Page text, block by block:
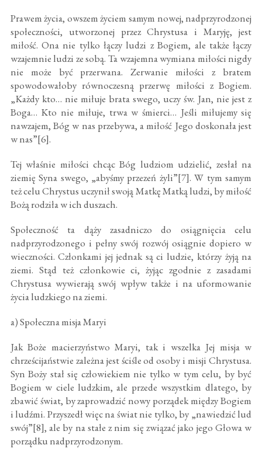
Prawem życia, owszem życiem samym nowej, nadprzyrodzonej
społeczności, utworzonej przez Chrystusa i Maryję, jest
miłość. Ona nie tylko łączy ludzi z Bogiem, ale także łączy
wzajemnie ludzi ze sobą. Ta wzajemna wymiana miłości nigdy
nie może być przerwana. Zerwanie miłości z bratem
spowodowałoby równoczesną przerwę miłości z Bogiem.
„Każdy kto… nie miłuje brata swego, uczy św. Jan, nie jest z
Boga… Kto nie miłuje, trwa w śmierci… Jeśli miłujemy się
nawzajem, Bóg w nas przebywa, a miłość Jego doskonała jest
w nas”[6].
Tej właśnie miłości chcąc Bóg ludziom udzielić, zesłał na
ziemię Syna swego, „abyśmy przezeń żyli”[7]. W tym samym
też celu Chrystus uczynił swoją Matkę Matką ludzi, by miłość
Bożą rodziła w ich duszach.
Społeczność ta dąży zasadniczo do osiągnięcia celu
nadprzyrodzonego i pełny swój rozwój osiągnie dopiero w
wieczności. Członkami jej jednak są ci ludzie, którzy żyją na
ziemi. Stąd też członkowie ci, żyjąc zgodnie z zasadami
Chrystusa wywierają swój wpływ także i na uformowanie
życia ludzkiego na ziemi.
a) Społeczna misja Maryi
Jak Boże macierzyństwo Maryi, tak i wszelka Jej misja w
chrześcijaństwie zależna jest ściśle od osoby i misji Chrystusa.
Syn Boży stał się człowiekiem nie tylko w tym celu, by być
Bogiem w ciele ludzkim, ale przede wszystkim dlatego, by
zbawić świat, by zaprowadzić nowy porządek między Bogiem
i ludźmi. Przyszedł więc na świat nie tylko, by „nawiedzić lud
swój”[8], ale by na stałe z nim się związać jako jego Głowa w
porządku nadprzyrodzonym.